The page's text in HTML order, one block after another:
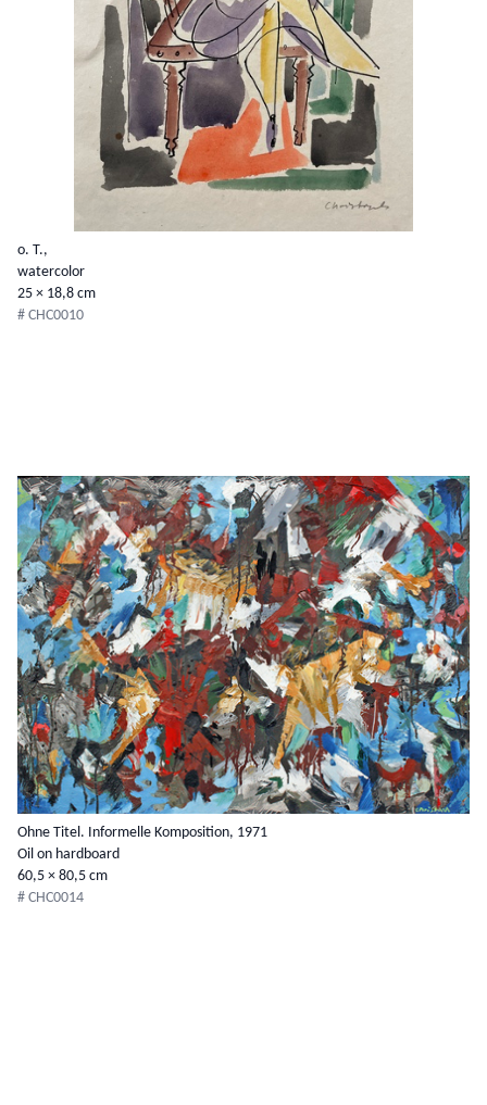
o. T.,
watercolor
25 × 18,8 cm
# CHC0010
Ohne Titel. Informelle Komposition, 1971
Oil on hardboard
60,5 × 80,5 cm
# CHC0014